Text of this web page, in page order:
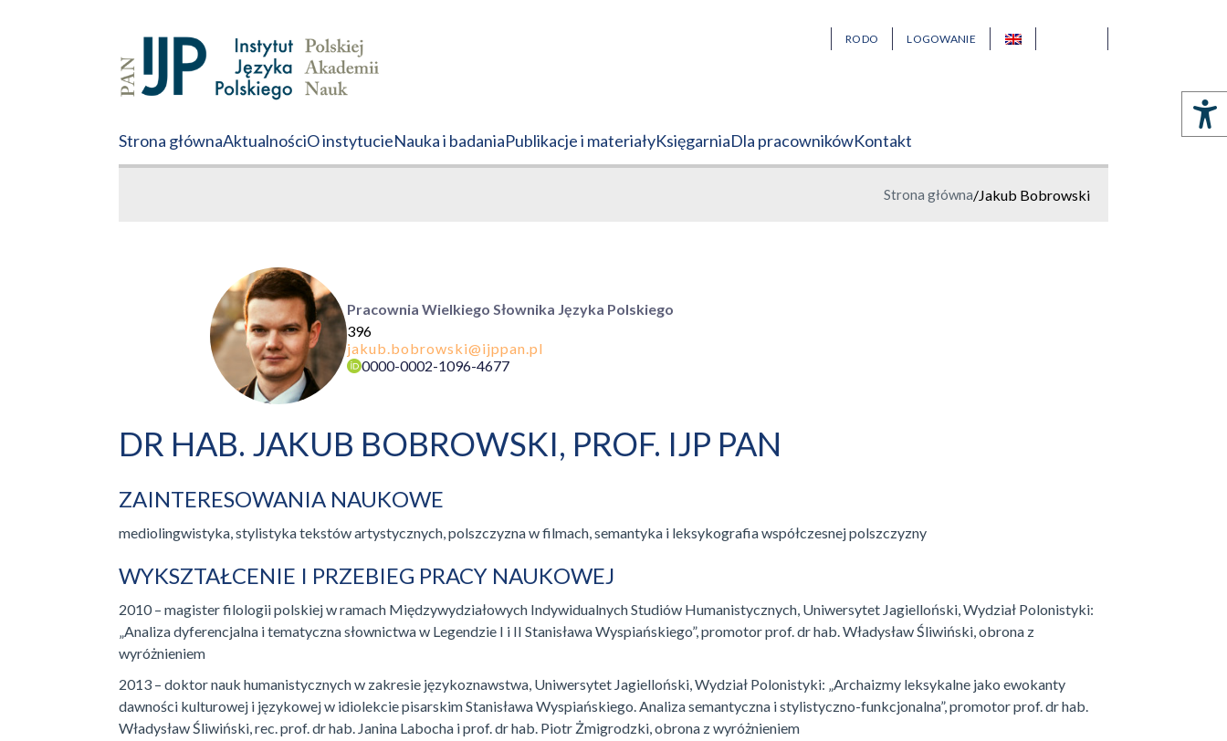
RODO LOGOWANIE
Strona głównaAktualnościO instytucieNauka i badaniaPublikacje i materiałyKsięgarniaDla pracownikówKontakt
Strona główna/Jakub Bobrowski
Pracownia Wielkiego Słownika Języka Polskiego
396
0000-0002-1096-4677
DR HAB. JAKUB BOBROWSKI, PROF. IJP PAN
ZAINTERESOWANIA NAUKOWE
mediolingwistyka, stylistyka tekstów artystycznych, polszczyzna w filmach, semantyka i leksykografia współczesnej polszczyzny
WYKSZTAŁCENIE I PRZEBIEG PRACY NAUKOWEJ
2010 – magister filologii polskiej w ramach Międzywydziałowych Indywidualnych Studiów Humanistycznych, Uniwersytet Jagielloński, Wydział Polonistyki:
„Analiza dyferencjalna i tematyczna słownictwa w Legendzie I i II Stanisława Wyspiańskiego”, promotor prof. dr hab. Władysław Śliwiński, obrona z
wyróżnieniem
2013 – doktor nauk humanistycznych w zakresie językoznawstwa, Uniwersytet Jagielloński, Wydział Polonistyki: „Archaizmy leksykalne jako ewokanty
dawności kulturowej i językowej w idiolekcie pisarskim Stanisława Wyspiańskiego. Analiza semantyczna i stylistyczno-funkcjonalna”, promotor prof. dr hab.
Władysław Śliwiński, rec. prof. dr hab. Janina Labocha i prof. dr hab. Piotr Żmigrodzki, obrona z wyróżnieniem